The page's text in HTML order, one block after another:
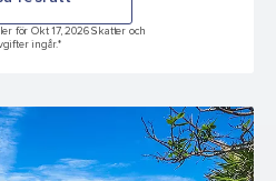
för Okt 17, 2026 Skatter och
ingår.*